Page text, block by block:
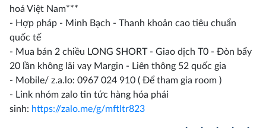
hoá Việt Nam***
- Hợp pháp - Minh Bạch - Thanh khoản cao tiêu chuẩn
quốc tế
- Mua bán 2 chiều LONG SHORT - Giao dịch T0 - Đòn bẩy
20 lần không lãi vay Margin - Liên thông 52 quốc gia
- Mobile/ z.a.lo: 0967 024 910 ( Để tham gia room )
- Link nhóm zalo tin tức hàng hóa phái
sinh: https://zalo.me/g/mftltr823